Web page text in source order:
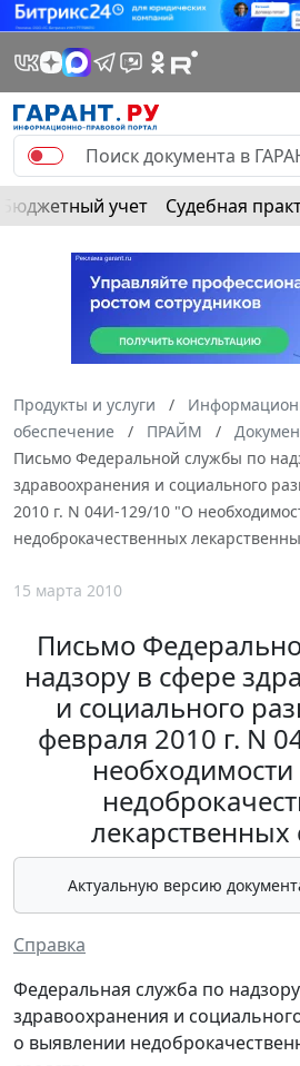
Бюджетный учет Судебная
Продукты и услуги
обеспечение
ПРАЙМ
Письмо Федеральной службы по
здравоохранения и социального
2010 г. N 04И-129/10 "О
недоброкачественных
15 марта 2010
Письмо
надзору в сфере
и социального
февраля 2010 г. N
лекарственных
Актуальную версию
Справка
Федеральная служба по
здравоохранения и
о выявлении